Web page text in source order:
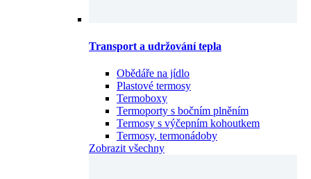
Transport a udržování tepla
Obědáře na jídlo
Plastové termosy
Termoboxy
Termoporty s bočním plněním
Termosy s výčepním kohoutkem
Termosy, termonádoby
Zobrazit všechny